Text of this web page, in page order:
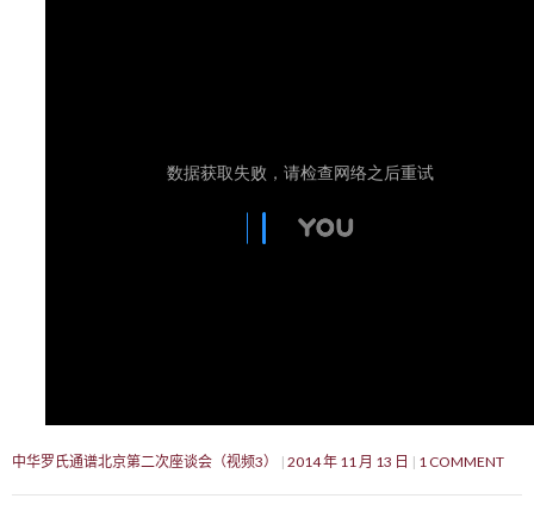
中华罗氏通谱北京第二次座谈会（视频3） 2014 年 11 月 13 日 1 COMMENT